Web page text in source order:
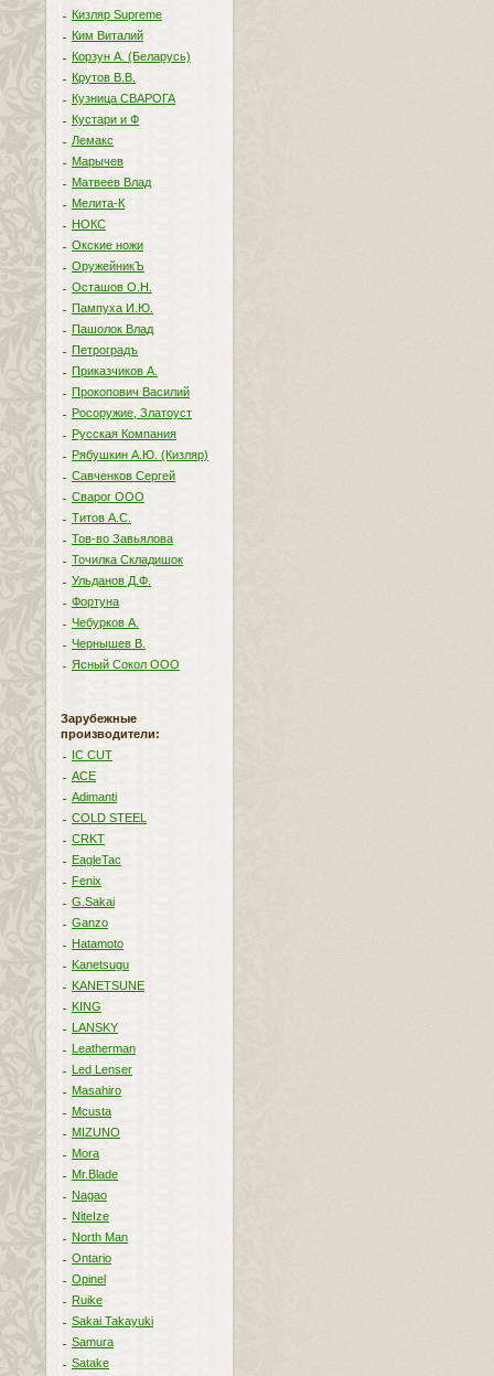
Кизляр Supreme
Ким Виталий
Корзун А. (Беларусь)
Крутов В.В.
Кузница СВАРОГА
Кустари и Ф
Лемакс
Марычев
Матвеев Влад
Мелита-К
НОКС
Окские ножи
ОружейникЪ
Осташов О.Н.
Пампуха И.Ю.
Пашолок Влад
Петроградъ
Приказчиков А.
Прокопович Василий
Росоружие, Златоуст
Русская Компания
Рябушкин А.Ю. (Кизляр)
Савченков Сергей
Сварог ООО
Титов А.С.
Тов-во Завьялова
Точилка Складишок
Ульданов Д.Ф.
Фортуна
Чебурков А.
Чернышев В.
Ясный Сокол ООО
Зарубежные
производители:
IC CUT
ACE
Adimanti
COLD STEEL
CRKT
EagleTac
Fenix
G.Sakai
Ganzo
Hatamoto
Kanetsugu
KANETSUNE
KING
LANSKY
Leatherman
Led Lenser
Masahiro
Mcusta
MIZUNO
Mora
Mr.Blade
Nagao
NiteIze
North Man
Ontario
Opinel
Ruike
Sakai Takayuki
Samura
Satake